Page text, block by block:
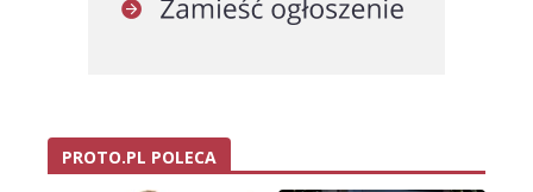
PROTO.PL POLECA